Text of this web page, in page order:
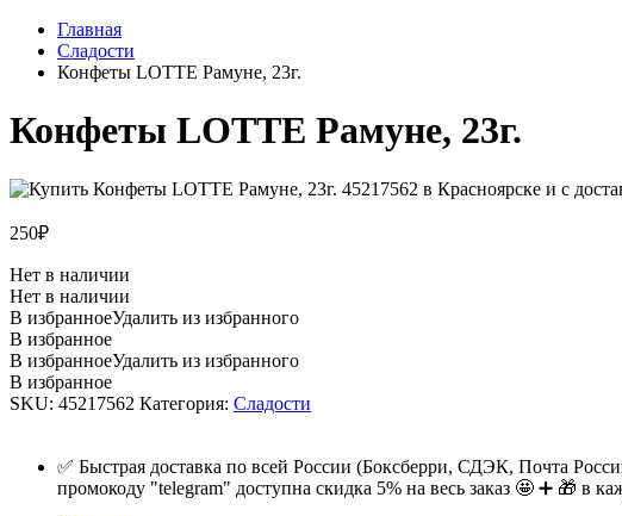
Главная
Сладости
Конфеты LOTTE Рамуне, 23г.
Конфеты LOTTE Рамуне, 23г.
250₽
Нет в наличии
Нет в наличии
В избранноеУдалить из избранного
В избранное
В избранноеУдалить из избранного
В избранное
SKU: 45217562 Категория: Сладости
✅ Быстрая доставка по всей России (Боксберри, СДЭК, Почта
промокоду "telegram" доступна скидка 5% на весь заказ 🤩 ➕ 🎁 в